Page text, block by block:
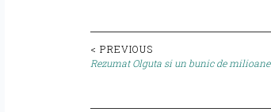
Post
< PREVIOUS
Rezumat Olguta si un bunic de milioane